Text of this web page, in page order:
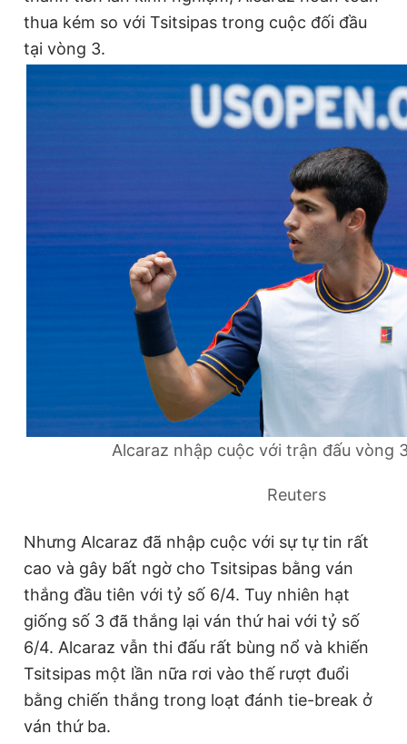
Hotline Liên hệ quảng cáo
0908 780 404
Đặt báo Quảng cáo RSS Tòa soạn Chính sách bảo
Tổng biên tập: Nguyễn Ngọc Toàn
Giấy phép xuất bản số 110/GP - BTTTT cấp ngày 24.3.2020
© 2003-2026 Bản quyền thuộc về Báo Thanh Niên. Cấm sao
chép dưới mọi hình thức nếu không có sự chấp thuận bằng văn
bản. Phát triển bởi ePi Technologies, JSC.
thua kém so với Tsitsipas trong cuộc đối đầu
tại vòng 3.
Alcaraz nhập cuộc với trận đấu vòng
Reuters
Nhưng Alcaraz đã nhập cuộc với sự tự tin rất
cao và gây bất ngờ cho Tsitsipas bằng ván
thắng đầu tiên với tỷ số 6/4. Tuy nhiên hạt
giống số 3 đã thắng lại ván thứ hai với tỷ số
6/4. Alcaraz vẫn thi đấu rất bùng nổ và khiến
Tsitsipas một lần nữa rơi vào thế rượt đuổi
bằng chiến thắng trong loạt đánh tie-break ở
ván thứ ba.